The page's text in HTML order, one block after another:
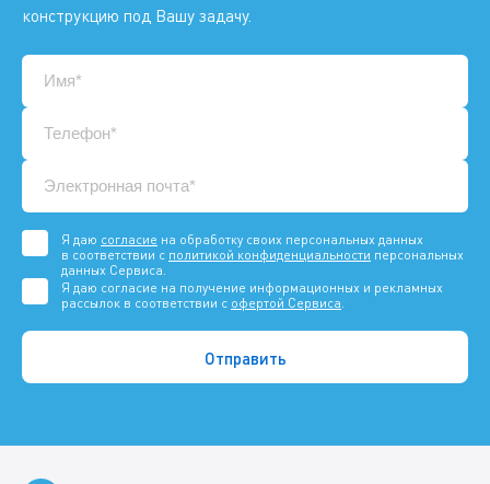
конструкцию под Вашу задачу.
Я даю согласие на обработку своих персональных данных
в соответствии с политикой конфиденциальности персональных
данных Сервиса.
Я даю согласие на получение информационных и рекламных
рассылок в соответствии с офертой Сервиса